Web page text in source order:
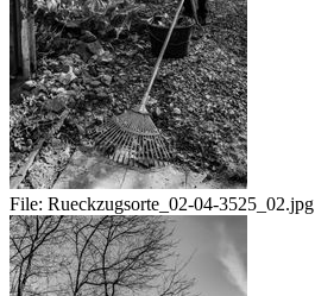
File: Rueckzugsorte_02-04-3525_02.jpg